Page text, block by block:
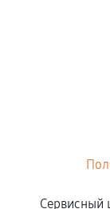
Сервисный